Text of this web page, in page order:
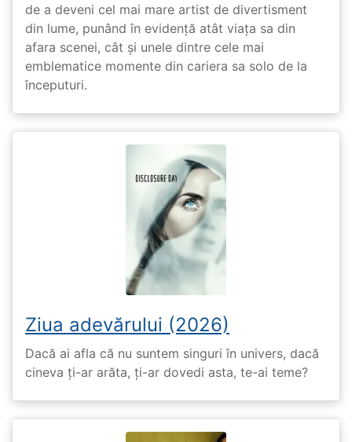
de a deveni cel mai mare artist de divertisment
din lume, punând în evidență atât viața sa din
afara scenei, cât și unele dintre cele mai
emblematice momente din cariera sa solo de la
începuturi.
Ziua adevărului (2026)
Dacă ai afla că nu suntem singuri în univers, dacă
cineva ți-ar arăta, ți-ar dovedi asta, te-ai teme?